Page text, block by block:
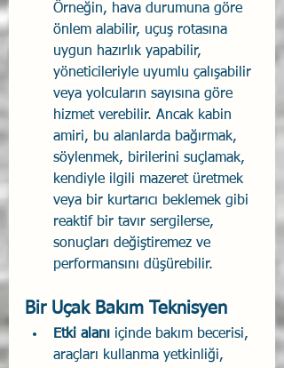
Örneğin, hava durumuna göre
önlem alabilir, uçuş rotasına
uygun hazırlık yapabilir,
yöneticileriyle uyumlu çalışabilir
veya yolcuların sayısına göre
hizmet verebilir. Ancak kabin
amiri, bu alanlarda bağırmak,
söylenmek, birilerini suçlamak,
kendiyle ilgili mazeret üretmek
veya bir kurtarıcı beklemek gibi
reaktif bir tavır sergilerse,
sonuçları değiştiremez ve
performansını düşürebilir.
Bir Uçak Bakım Teknisyen
Etki alanı içinde bakım becerisi,
araçları kullanma yetkinliği,